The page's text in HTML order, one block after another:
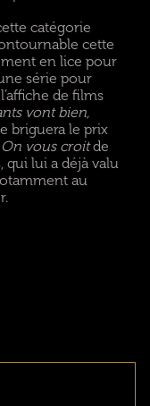
catégorie
cette
en lice pour
série pour
de films
vont bien,
briguera le prix
On vous croitde
qui lui a déjà valu
au